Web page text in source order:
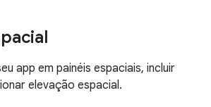
app em painéis espaciais, incluir
elevação espacial.